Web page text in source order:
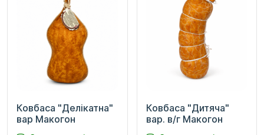
Ковбаса "Делікатна"
вар Макогон
Ковбаса "Дитяча"
вар. в/г Макогон